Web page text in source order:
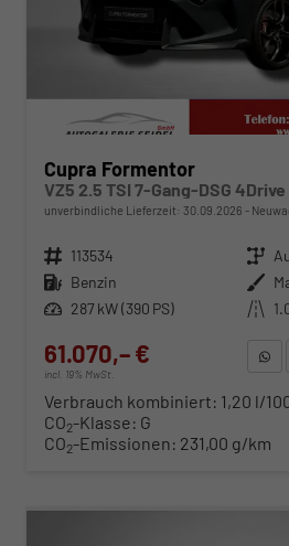
Cupra Formentor
VZ5 2.5 TSI 7-Gang-DSG 4Drive
unverbindliche Lieferzeit: 30.09.2026
Fahrzeugnr. 113534 Getriebe
Kraftstoff Benzin Außenfarbe
Leistung 287 kW (390 PS) Kilometerstand
61.070,– €
incl. 19% MwSt.
Verbrauch kombiniert: 1,20 l/
CO2-Klasse: G
CO2-Emissionen: 231,00 g/km